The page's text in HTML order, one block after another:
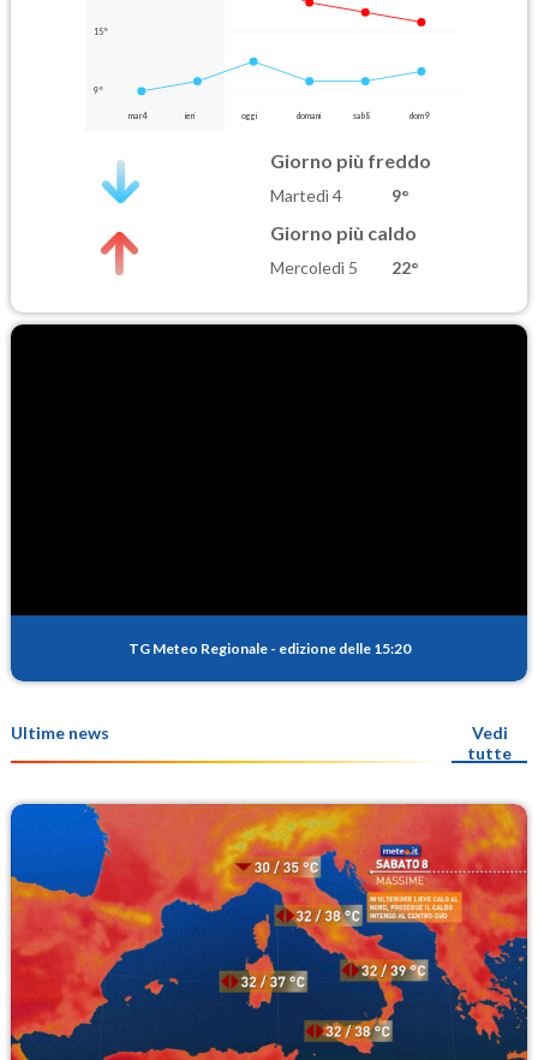
15°
9°
mar 4 ieri oggi domani sab 8 dom 9
Giorno più freddo
Martedì 4 9°
Giorno più caldo
Mercoledì 5 22°
TG Meteo Regionale - edizione delle 15:20
Ultime news
Vedi
tutte